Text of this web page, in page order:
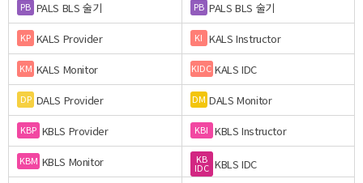
PB PALS BLS 술기 PB PALS BLS 술기
KP KALS Provider KI KALS Instructor
KM KALS Monitor KIDC KALS IDC
DP DALS Provider DM DALS Monitor
KBP KBLS Provider KBI KBLS Instructor
KBM KBLS Monitor KB
IDC KBLS IDC